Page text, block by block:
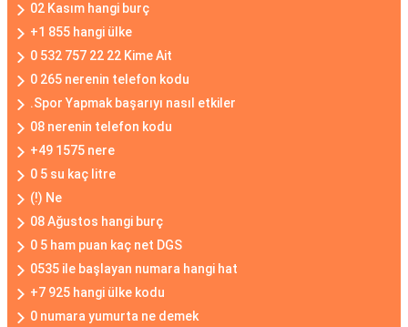
02 Kasım hangi burç
+1 855 hangi ülke
0 532 757 22 22 Kime Ait
0 265 nerenin telefon kodu
.Spor Yapmak başarıyı nasıl etkiler
08 nerenin telefon kodu
+49 1575 nere
0 5 su kaç litre
(!) Ne
08 Ağustos hangi burç
0 5 ham puan kaç net DGS
0535 ile başlayan numara hangi hat
+7 925 hangi ülke kodu
0 numara yumurta ne demek